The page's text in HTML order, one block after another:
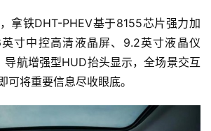
拿铁DHT-PHEV基于8155芯片强力加
寸中控高清液晶屏、9.2英寸液晶仪
导航增强型HUD抬头显示，全场景交互
可将重要信息尽收眼底。